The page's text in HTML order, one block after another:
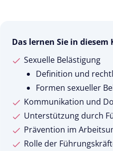
Das lernen Sie in diesem
Sexuelle Belästigung
Definition und
Formen sexueller
Kommunikation und
Unterstützung durch
Prävention im
Rolle der